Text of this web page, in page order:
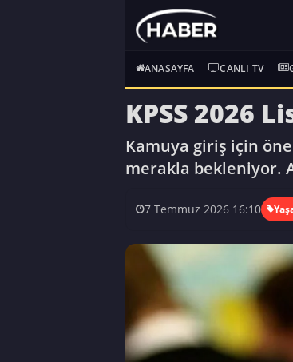
ANASAYFA CANLI TV
KPSS 2026
Kamuya giriş için
merakla bekleniyor.
7 Temmuz 2026 16:10